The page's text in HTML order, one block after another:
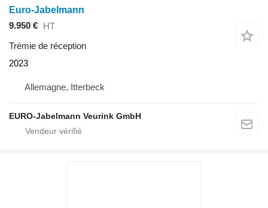
Euro-Jabelmann
9.950 € HT
Trémie de réception
2023
Allemagne, Itterbeck
EURO-Jabelmann Veurink GmbH